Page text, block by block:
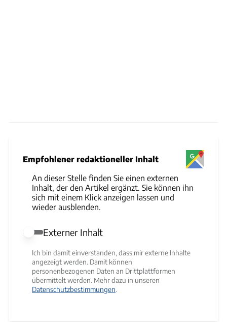
Empfohlener redaktioneller Inhalt
An dieser Stelle finden Sie einen externen
Inhalt, der den Artikel ergänzt. Sie können ihn
sich mit einem Klick anzeigen lassen und
wieder ausblenden.
Externer Inhalt erlauben
Externer Inhalt
Ich bin damit einverstanden, dass mir externe Inhalte
angezeigt werden. Damit können
personenbezogenen Daten an Drittplattformen
übermittelt werden. Mehr dazu in unseren
Datenschutzbestimmungen.